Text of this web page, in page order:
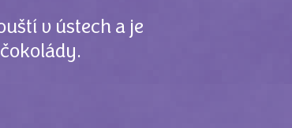
v ústech a je